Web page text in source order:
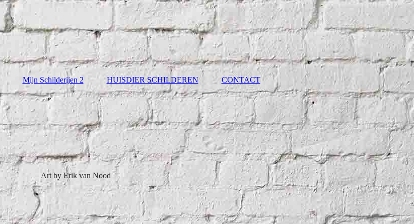
Mijn Schilderijen 2 HUISDIER SCHILDEREN CONTACT
Art by Erik van Nood